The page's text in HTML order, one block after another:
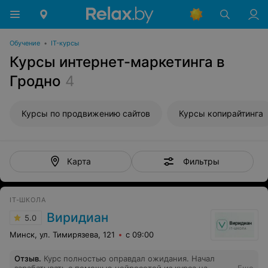
Обучение • IT-курсы
Курсы интернет-маркетинга в
Гродно 4
Курсы по продвижению сайтов Курсы копирайтинга
Карта Фильтры
IT-ШКОЛА
5.0 Виридиан
Минск, ул. Тимирязева, 121 с 09:00
Отзыв. Курс полностью оправдал ожидания. Начал